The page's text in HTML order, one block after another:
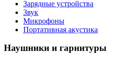
Зарядные устройства
Звук
Микрофоны
Портативная акустика
Наушники и гарнитуры